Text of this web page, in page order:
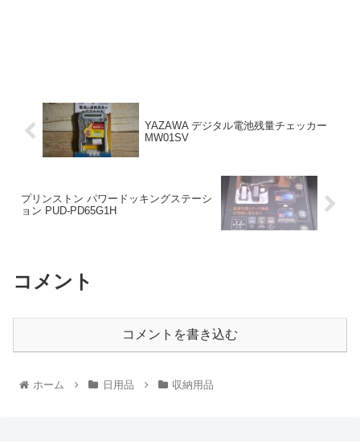
YAZAWA デジタル電池残量チェッカー
MW01SV
プリンストン パワードッキングステーシ
ョン PUD-PD65G1H
コメント
コメントを書き込む
ホーム 日用品 収納用品